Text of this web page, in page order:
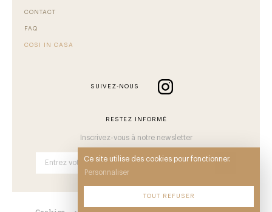
CONTACT
FAQ
COSI IN CASA
SUIVEZ-NOUS
RESTEZ INFORMÉ
Inscrivez-vous à notre newsletter
OK
Ce site utilise des cookies pour fonctionner.
Personnaliser
TOUT REFUSER